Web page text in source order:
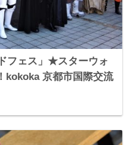
フェス」★スターウォ
kokoka 京都市国際交流